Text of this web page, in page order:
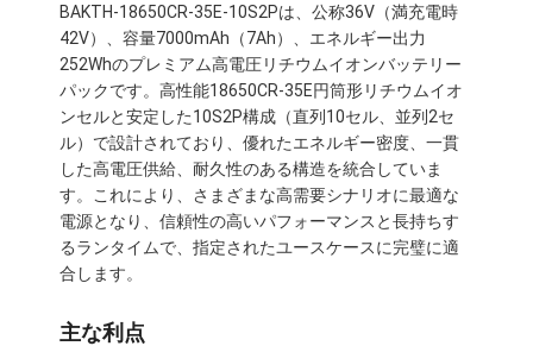
BAKTH-18650CR-35E-10S2Pは、公称36V（満充電時
42V）、容量7000mAh（7Ah）、エネルギー出力
252Whのプレミアム高電圧リチウムイオンバッテリー
パックです。高性能18650CR-35E円筒形リチウムイオ
ンセルと安定した10S2P構成（直列10セル、並列2セ
ル）で設計されており、優れたエネルギー密度、一貫
した高電圧供給、耐久性のある構造を統合していま
す。これにより、さまざまな高需要シナリオに最適な
電源となり、信頼性の高いパフォーマンスと長持ちす
るランタイムで、指定されたユースケースに完璧に適
合します。
主な利点